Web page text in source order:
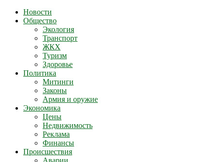
Новости
Общество
Экология
Транспорт
ЖКХ
Туризм
Здоровье
Политика
Митинги
Законы
Армия и оружие
Экономика
Цены
Недвижимость
Реклама
Финансы
Происшествия
Аварии